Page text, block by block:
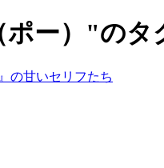
ー）"のタ
の甘いセリフたち